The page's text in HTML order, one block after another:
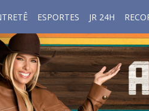
ESPORTES JR 24H